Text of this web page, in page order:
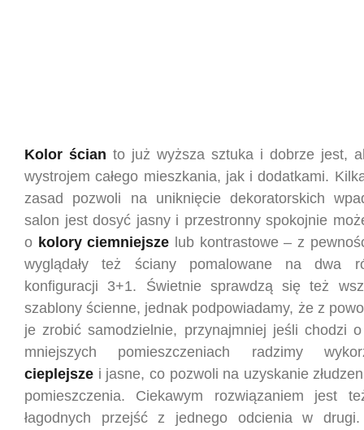
Kolor ścian to już wyższa sztuka i dobrze jest,
wystrojem całego mieszkania, jak i dodatkami.
zasad pozwoli na uniknięcie dekoratorskich
salon jest dosyć jasny i przestronny spokojnie
o kolory ciemniejsze lub kontrastowe – z
wyglądały też ściany pomalowane na dwa
konfiguracji 3+1. Świetnie sprawdzą się też
szablony ścienne, jednak podpowiadamy, że z
je zrobić samodzielnie, przynajmniej jeśli chodzi
mniejszych pomieszczeniach radzimy
cieplejsze i jasne, co pozwoli na uzyskanie
pomieszczenia. Ciekawym rozwiązaniem jest
łagodnych przejść z jednego odcienia w